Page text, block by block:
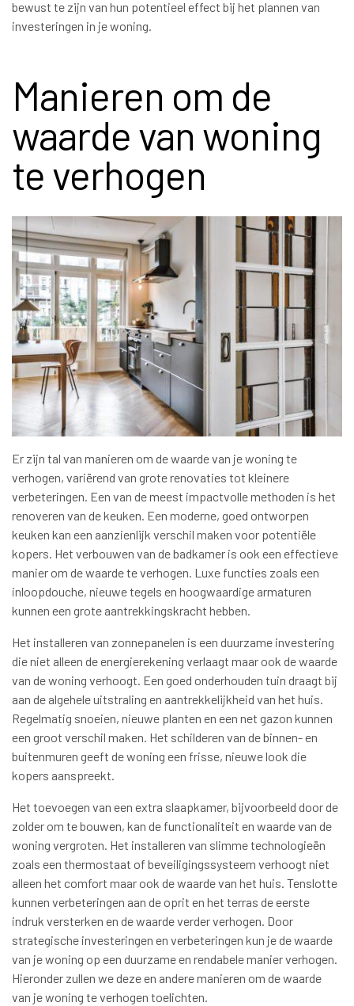
bewust te zijn van hun potentieel effect bij het plannen van
investeringen in je woning.
Manieren om de
waarde van woning
te verhogen
Er zijn tal van manieren om de waarde van je woning te
verhogen, variërend van grote renovaties tot kleinere
verbeteringen. Een van de meest impactvolle methoden is het
renoveren van de keuken. Een moderne, goed ontworpen
keuken kan een aanzienlijk verschil maken voor potentiële
kopers. Het verbouwen van de badkamer is ook een effectieve
manier om de waarde te verhogen. Luxe functies zoals een
inloopdouche, nieuwe tegels en hoogwaardige armaturen
kunnen een grote aantrekkingskracht hebben.
Het installeren van zonnepanelen is een duurzame investering
die niet alleen de energierekening verlaagt maar ook de waarde
van de woning verhoogt. Een goed onderhouden tuin draagt bij
aan de algehele uitstraling en aantrekkelijkheid van het huis.
Regelmatig snoeien, nieuwe planten en een net gazon kunnen
een groot verschil maken. Het schilderen van de binnen- en
buitenmuren geeft de woning een frisse, nieuwe look die
kopers aanspreekt.
Het toevoegen van een extra slaapkamer, bijvoorbeeld door de
zolder om te bouwen, kan de functionaliteit en waarde van de
woning vergroten. Het installeren van slimme technologieën
zoals een thermostaat of beveiligingssysteem verhoogt niet
alleen het comfort maar ook de waarde van het huis. Tenslotte
kunnen verbeteringen aan de oprit en het terras de eerste
indruk versterken en de waarde verder verhogen. Door
strategische investeringen en verbeteringen kun je de waarde
van je woning op een duurzame en rendabele manier verhogen.
Hieronder zullen we deze en andere manieren om de waarde
van je woning te verhogen toelichten.